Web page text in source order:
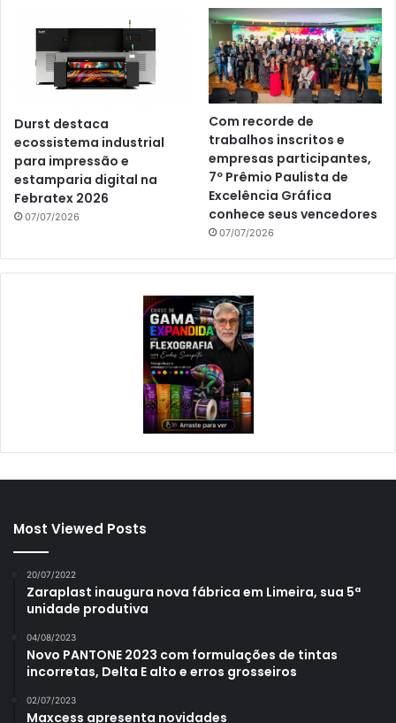
Durst destaca
ecossistema industrial
para impressão e
estamparia digital na
Febratex 2026
07/07/2026
Com recorde de
trabalhos inscritos e
empresas participantes,
7º Prêmio Paulista de
Excelência Gráfica
conhece seus vencedores
07/07/2026
Most Viewed Posts
20/07/2022
Zaraplast inaugura nova fábrica em Limeira, sua 5ª
unidade produtiva
04/08/2023
Novo PANTONE 2023 com formulações de tintas
incorretas, Delta E alto e erros grosseiros
02/07/2023
Maxcess apresenta novidades